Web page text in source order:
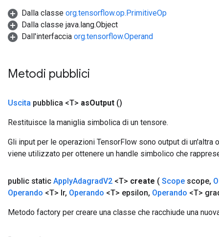
Dalla classe org.tensorflow.op.PrimitiveOp
Dalla classe java.lang.Object
Dall'interfaccia org.tensorflow.Operand
Metodi pubblici
Uscita pubblica <T> asOutput ()
Restituisce la maniglia simbolica di un tensore.
Gli input per le operazioni TensorFlow sono output di un'altra
viene utilizzato per ottenere un handle simbolico che
public static ApplyAdagradV2 <T> create ( Scope scope,
Operando <T> lr, Operando <T> epsilon, Operando <T>
Metodo factory per creare una classe che racchiude una